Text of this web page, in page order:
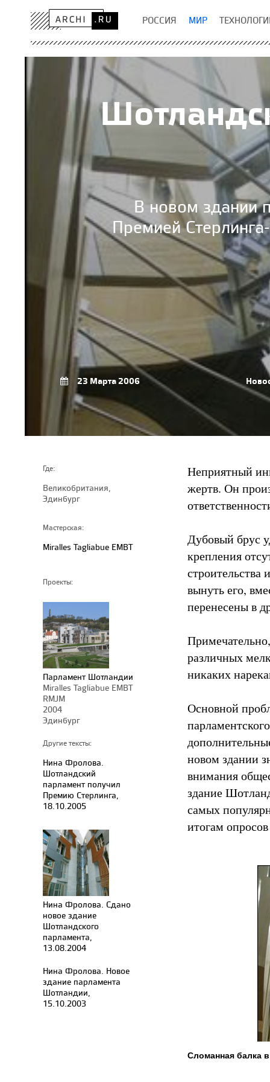
РОССИЯ МИР
В новом здании
Премией
23 Марта 2006
Где:
Великобритания,
Эдинбург
Мастерская:
Miralles Tagliabue EMBT
Проекты:
Парламент Шотландии
Miralles Tagliabue EMBT
RMJM
2004
Эдинбург
Другие тексты:
Нина Фролова.
Шотландский
парламент получил
Премию Стерлинга,
18.10.2005
Нина Фролова. Сдано
новое здание
Шотландского
парламента,
13.08.2004
Нина Фролова. Новое
здание парламента
Шотландии,
15.10.2003
Неприятный
жертв. Он
Дубовый брус
крепления
строительства
вынуть его,
перенесены в
различных
никаких
Основной
новом здании
внимания
здание
самых
итогам
Сломанная балка